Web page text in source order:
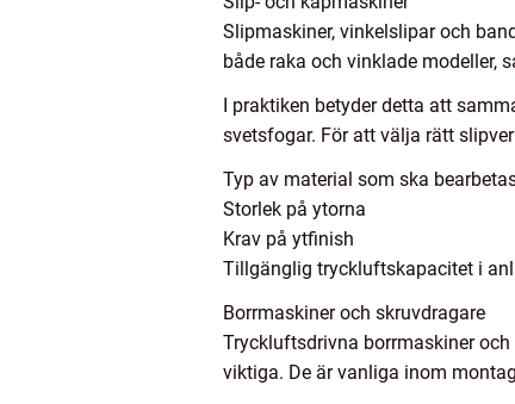
Slipmaskiner, vinkelslipar och
både raka och vinklade modeller,
I praktiken betyder detta att
svetsfogar. För att välja rätt
Typ av material som ska
Storlek på ytorna
Krav på ytfinish
Tillgänglig tryckluftskapacitet i
Borrmaskiner och skruvdragare
Tryckluftsdrivna borrmaskiner
viktiga. De är vanliga inom